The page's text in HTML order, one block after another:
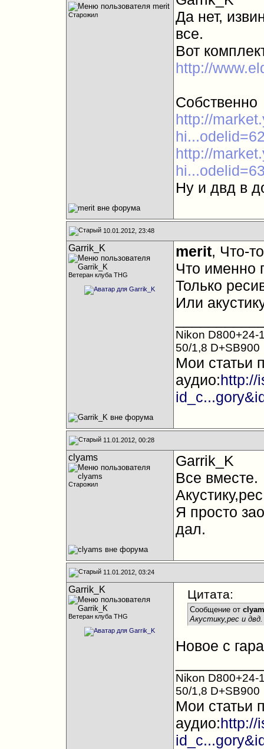
Старожил
Да нет,
все.
Вот
http://
Собственно
http://
http://
Ну и двд в
10.01.2012, 23:48
Garrik_K
Ветеран клуба THG
merit, Что-
Что именно
Только
Или
Nikon D800+24-
50/1,8 D+SB900
Мои статьи
аудио:http://
11.01.2012, 00:28
clyams
Старожил
Garrik_K
Все вместе.
Я просто
дал.
11.01.2012, 03:24
Garrik_K
Ветеран клуба THG
Цитата:
Сообщение от
Акустику,рес и двд.
Новое с
Nikon D800+24-
50/1,8 D+SB900
Мои статьи
аудио:http://